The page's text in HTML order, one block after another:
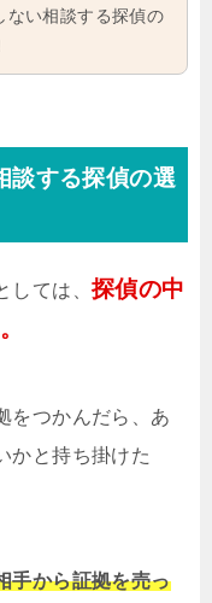
ない相談する探偵の
談する探偵の選
ては、 探偵の中
をつかんだら、あ
かと持ち掛けた
手から証拠を売っ